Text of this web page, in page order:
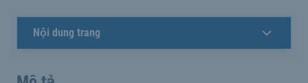
Nội dung trang